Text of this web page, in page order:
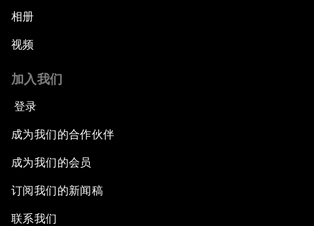
相册
视频
加入我们
登录
成为我们的合作伙伴
成为我们的会员
订阅我们的新闻稿
联系我们